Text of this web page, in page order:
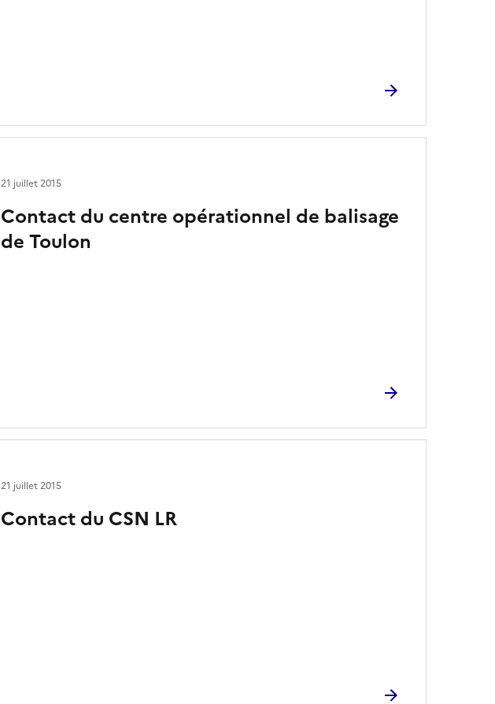
Contact du centre opérationnel de balisage
de Toulon
21 juillet 2015
Contact du CSN LR
21 juillet 2015